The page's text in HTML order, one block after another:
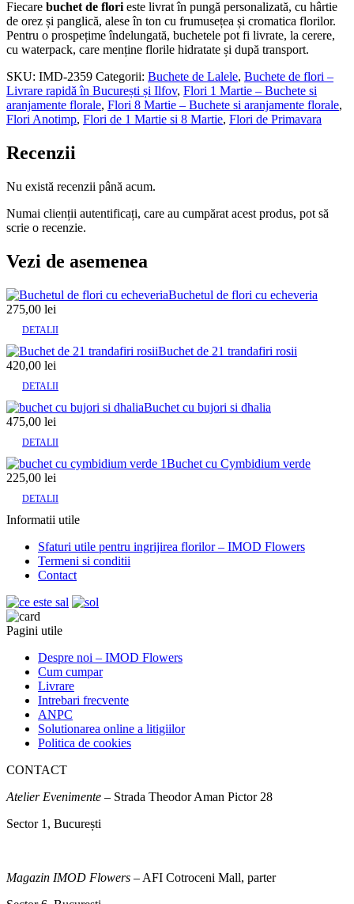
Fiecare buchet de flori este livrat în pungă personalizată, cu hârtie
de orez și panglică, alese în ton cu frumusețea și cromatica florilor.
Pentru o prospețime îndelungată, buchetele pot fi livrate, la cerere,
cu waterpack, care menține florile hidratate și după transport.
SKU: IMD-2359 Categorii: Buchete de Lalele, Buchete de flori –
Livrare rapidă în București și Ilfov, Flori 1 Martie – Buchete si
aranjamente florale, Flori 8 Martie – Buchete si aranjamente florale,
Flori Anotimp, Flori de 1 Martie si 8 Martie, Flori de Primavara
Recenzii
Nu există recenzii până acum.
Numai clienții autentificați, care au cumpărat acest produs, pot să
scrie o recenzie.
Vezi de asemenea
Buchetul de flori cu echeveria
275,00 lei
DETALII
Buchet de 21 trandafiri rosii
420,00 lei
DETALII
Buchet cu bujori si dhalia
475,00 lei
DETALII
Buchet cu Cymbidium verde
225,00 lei
DETALII
Informatii utile
Sfaturi utile pentru ingrijirea florilor – IMOD Flowers
Termeni si conditii
Contact
Pagini utile
Despre noi – IMOD Flowers
Cum cumpar
Livrare
Intrebari frecvente
ANPC
Solutionarea online a litigiilor
Politica de cookies
CONTACT
Atelier Evenimente – Strada Theodor Aman Pictor 28
Sector 1, București
Magazin IMOD Flowers – AFI Cotroceni Mall, parter